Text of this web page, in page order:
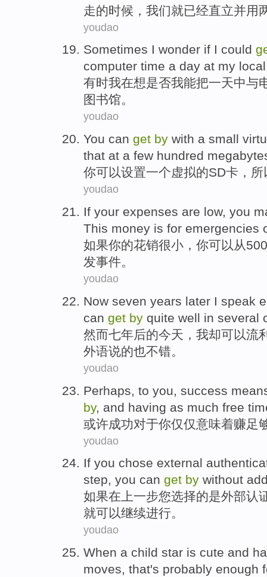
走的时候 ，我们就已经直立并用
youdao
Sometimes I wonder if I could
computer time a day at my local
有时我在想是否我能把一天中与
图书馆。
youdao
You can get by with a small
that at a few hundred
你可以设置一个虚拟的SD卡 ， 所
youdao
If your expenses are low, you
This money is for emergencies
如果你的花销很小 ， 你可以 从
发事件。
youdao
Now seven years later I speak
can get by quite well in several
然而七年后的今天， 我却可以流
外语说的也不错。
youdao
Perhaps to you success
by, and having as much free
或许成功对于你仅仅意味着赚足
youdao
If you chose external
step, you can get by without
如果在 上一步您选择的是外部认
就可以继续进行。
youdao
When a child star is cute and
moves, that's probably enough